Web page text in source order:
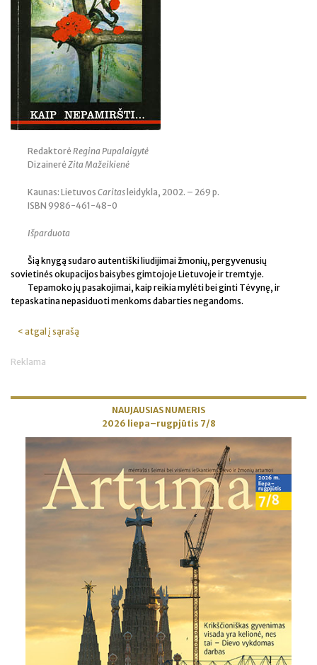
RedaktorėRegina Pupalaigytė
DizainerėZita Mažeikienė
Kaunas: Lietuvos Caritas leidykla, 2002. – 269 p.
ISBN 9986-461-48-0
Išparduota
Šią knygą sudaro autentiški liudijimai žmonių, pergyvenusių
sovietinės okupacijos baisybes gimtojoje Lietuvoje ir tremtyje.
Tepamoko jų pasakojimai, kaip reikia mylėti bei ginti Tėvynę, ir
tepaskatina nepasiduoti menkoms dabarties negandoms.
< atgal į sąrašą
Reklama
NAUJAUSIAS NUMERIS
2026 liepa–rugpjūtis 7/8